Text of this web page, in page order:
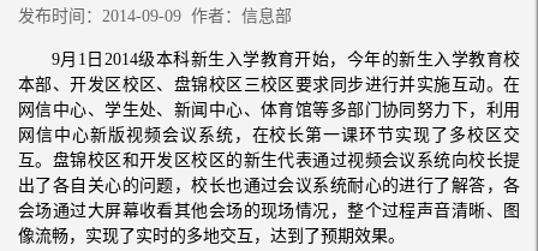
发布时间：2014-09-09 作者：信息部
9月1日2014级本科新生入学教育开始，今年的新生入学教育校
本部、开发区校区、盘锦校区三校区要求同步进行并实施互动。在
网信中心、学生处、新闻中心、体育馆等多部门协同努力下，利用
网信中心新版视频会议系统，在校长第一课环节实现了多校区交
互。盘锦校区和开发区校区的新生代表通过视频会议系统向校长提
出了各自关心的问题，校长也通过会议系统耐心的进行了解答，各
会场通过大屏幕收看其他会场的现场情况，整个过程声音清晰、图
像流畅，实现了实时的多地交互，达到了预期效果。